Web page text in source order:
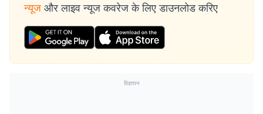
न्यूज और लाइव न्यूज कवरेज के लिए डाउनलोड करिए
विज्ञापन